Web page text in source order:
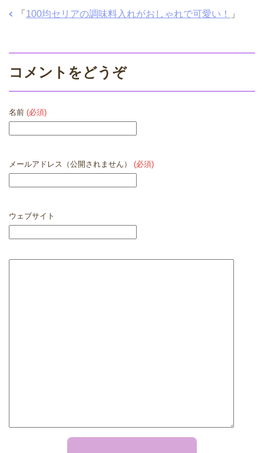
「 100均セリアの調味料入れがおしゃれで可愛い！ 」
コメントをどうぞ
名前 (必須)
メールアドレス（公開されません） (必須)
ウェブサイト